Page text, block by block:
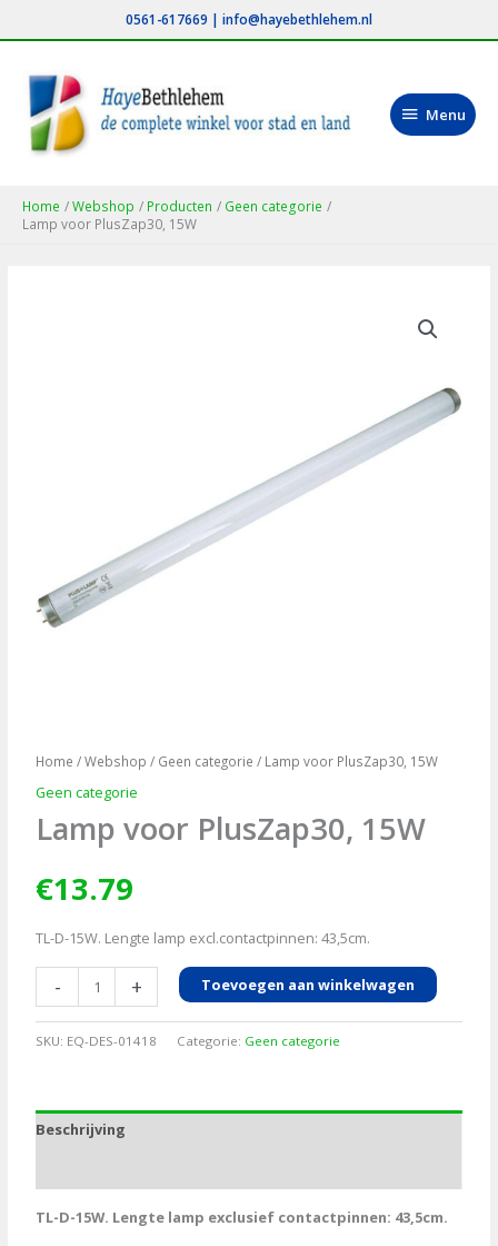
naar
inhoud
0561-617669 | info@hayebethlehem.nl
Menu
Menu
Home Webshop Producten
Geen categorie
Lamp voor PlusZap30, 15W
Home /Webshop / Geen categorie / Lamp voor PlusZap30, 15W
Geen categorie
Lamp voor PlusZap30, 15W
€13.79
TL-D-15W. Lengte lamp excl.contactpinnen: 43,5cm.
-
voor
PlusZap30,
+ Toevoegen aan winkelwagen
SKU: EQ-DES-01418 Categorie: Geen categorie
Beschrijving
TL-D-15W. Lengte lamp exclusief contactpinnen: 43,5cm.